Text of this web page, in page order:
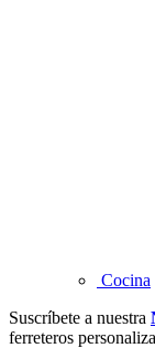
Cocina
Suscríbete a nuestra
ferreteros